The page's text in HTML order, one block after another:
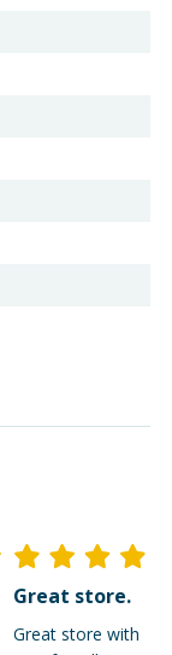
Great store.
Great store with